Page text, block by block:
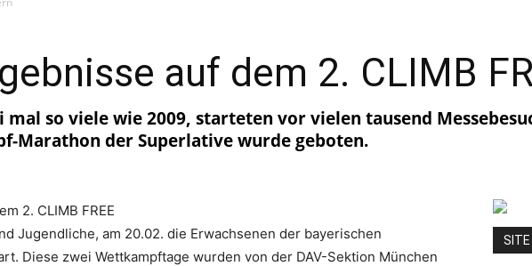
auf dem 2. CLIMB
so viele wie 2009, starteten vor vielen tausend
Marathon der Superlative wurde geboten.
Jugendliche, am 20.02. die Erwachsenen der bayerischen
Diese zwei Wettkampftage wurden von der DAV-Sektion München
SITE